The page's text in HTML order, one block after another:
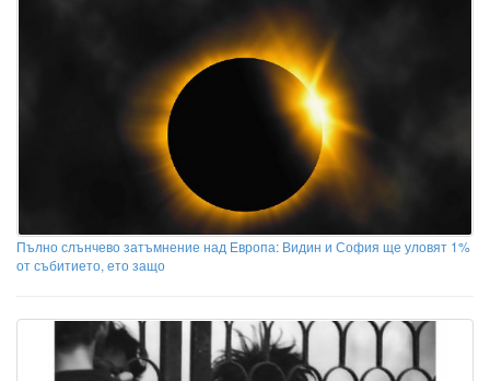
Пълно слънчево затъмнение над Европа: Видин и София ще уловят 1%
от събитието, ето защо